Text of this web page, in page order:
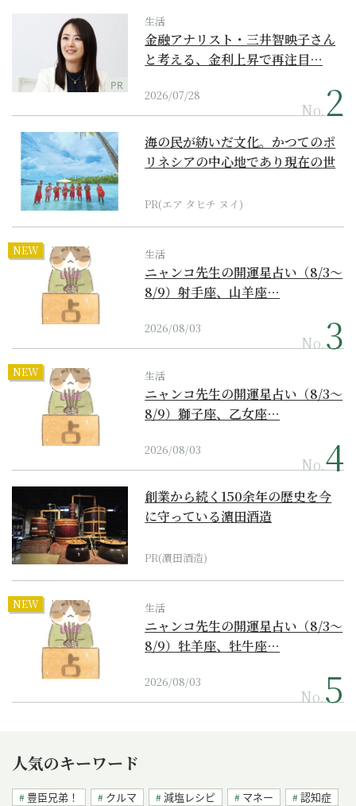
PR
生活
金融アナリスト・三井智映子さん
と考える、金利上昇で再注目…
2026/07/28
No.
海の民が紡いだ文化。かつてのポ
リネシアの中心地であり現在の世
PR(エア タヒチ ヌイ)
NEW 生活
ニャンコ先生の開運星占い（8/3～
8/9）射手座、山羊座…
2026/08/03
No.
NEW 生活
ニャンコ先生の開運星占い（8/3～
8/9）獅子座、乙女座…
2026/08/03
No.
創業から続く150余年の歴史を今
に守っている濵田酒造
PR(濵田酒造)
NEW 生活
ニャンコ先生の開運星占い（8/3～
8/9）牡羊座、牡牛座…
2026/08/03
No.
人気のキーワード
豊臣兄弟！ クルマ 減塩レシピ マネー
認知症